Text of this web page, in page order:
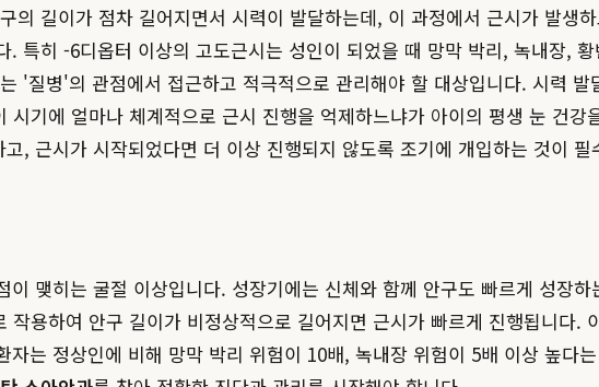
의 길이가 점차 길어지면서 시력이 발달하는데, 이 과정에서 근시가 발생
특히 -6디옵터 이상의 고도근시는 성인이 되었을 때 망막 박리, 녹내장,
'질병'의 관점에서 접근하고 적극적으로 관리해야 할 대상입니다. 시력 발
기에 얼마나 체계적으로 근시 진행을 억제하느냐가 아이의 평생 눈 건강
, 근시가 시작되었다면 더 이상 진행되지 않도록 조기에 개입하는 것이 필
맺히는 굴절 이상입니다. 성장기에는 신체와 함께 안구도 빠르게 성장
용하여 안구 길이가 비정상적으로 길어지면 근시가 빠르게 진행됩니다.
는 정상인에 비해 망막 박리 위험이 10배, 녹내장 위험이 5배 이상 높다